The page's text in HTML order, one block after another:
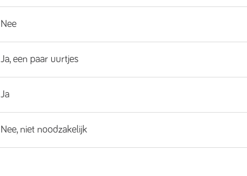
Nee
Ja, een paar uurtjes
Ja
Nee, niet noodzakelijk